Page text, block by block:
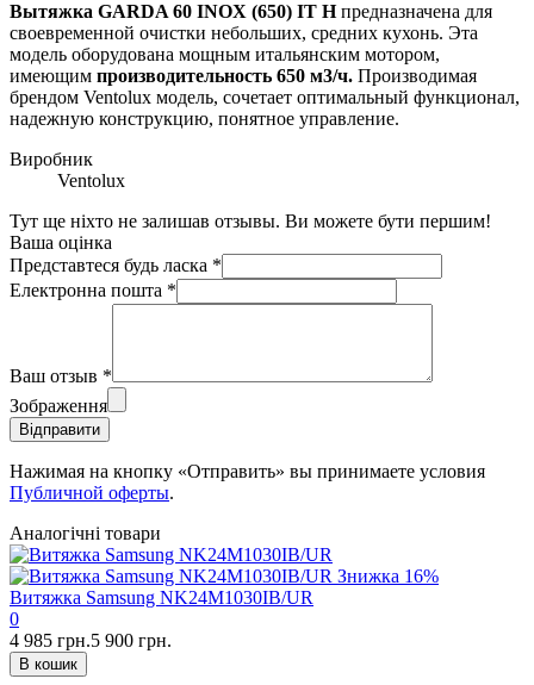
Вытяжка GARDA 60 INOX (650) IT Hпредназначена для
своевременной очистки небольших, средних кухонь. Эта
модель оборудована мощным итальянским мотором,
имеющим производительность 650 м3/ч. Производимая
брендом Ventolux модель, сочетает оптимальный функционал,
надежную конструкцию, понятное управление.
Виробник
Ventolux
Тут ще ніхто не залишав отзывы. Ви можете бути першим!
Ваша оцінка
Представтеся будь ласка *
Електронна пошта *
Ваш отзыв *
Зображення
Відправити
Нажимая на кнопку «Отправить» вы принимаете условия
Публичной оферты.
Аналогічні товари
Знижка 16%
Витяжка Samsung NK24M1030IB/UR
0
4 985 грн.5 900 грн.
В кошик